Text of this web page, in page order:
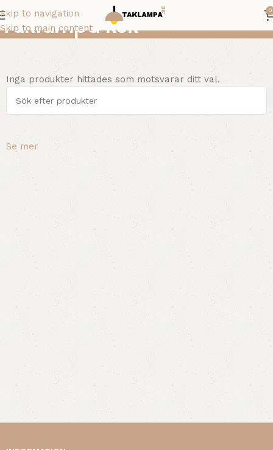
Skip to navigation
Skip to main content
0
Taklampa kök
Inga produkter hittades som motsvarar ditt val.
Se mer